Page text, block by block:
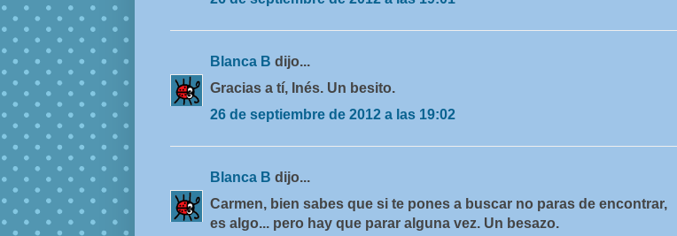
Blanca B dijo...
Gracias a tí, Inés. Un besito.
26 de septiembre de 2012 a las 19:02
Blanca B dijo...
Carmen, bien sabes que si te pones a buscar no paras de encontrar,
es algo... pero hay que parar alguna vez. Un besazo.